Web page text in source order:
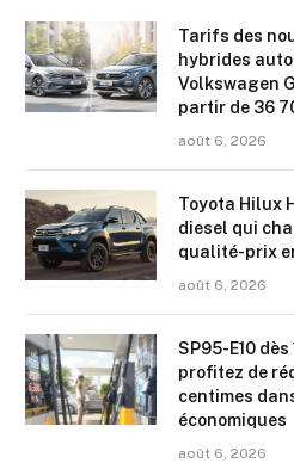
Tarifs des
hybrides
Volkswagen
partir de 36
août 6, 2026
Toyota Hilux
diesel qui
qualité-prix
août 6, 2026
SP95-E10
profitez de
centimes
économiques
août 6, 2026